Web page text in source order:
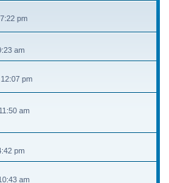
pm
am
pm
am
pm
am